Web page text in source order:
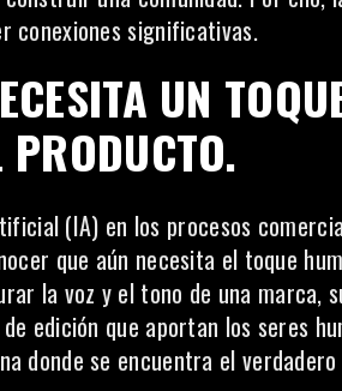
conexiones significativas.
UN
(IA) en los procesos
que aún necesita el toque
la voz y el tono de una marca,
edición que aportan los seres
donde se encuentra el verdadero